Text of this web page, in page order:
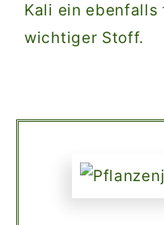
Kali ein ebenfalls
wichtiger Stoff.